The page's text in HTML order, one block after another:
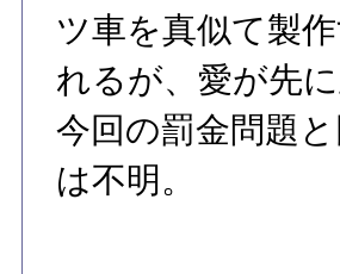
ツ車を真似て製
れるが、愛が先
今回の罰金問題
は不明。